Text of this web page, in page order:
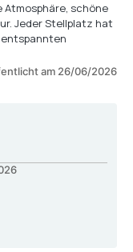
Jeder Stellplatz hat
am 26/06/2026